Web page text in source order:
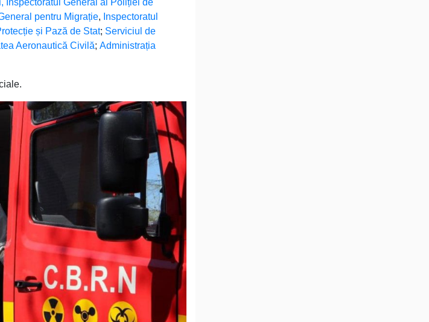
, Inspectoratul General al Poliției de
pentru Migrație, Inspectoratul
și Pază de Stat; Serviciul de
Aeronautică Civilă; Administrația